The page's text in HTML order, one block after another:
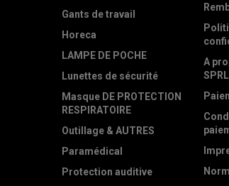
Gants de travail
Horeca
LAMPE DE POCHE
Lunettes de sécurité
Masque DE PROTECTION
RESPIRATOIRE
Outillage & AUTRES
Paramédical
Protection auditive
A
SPRL